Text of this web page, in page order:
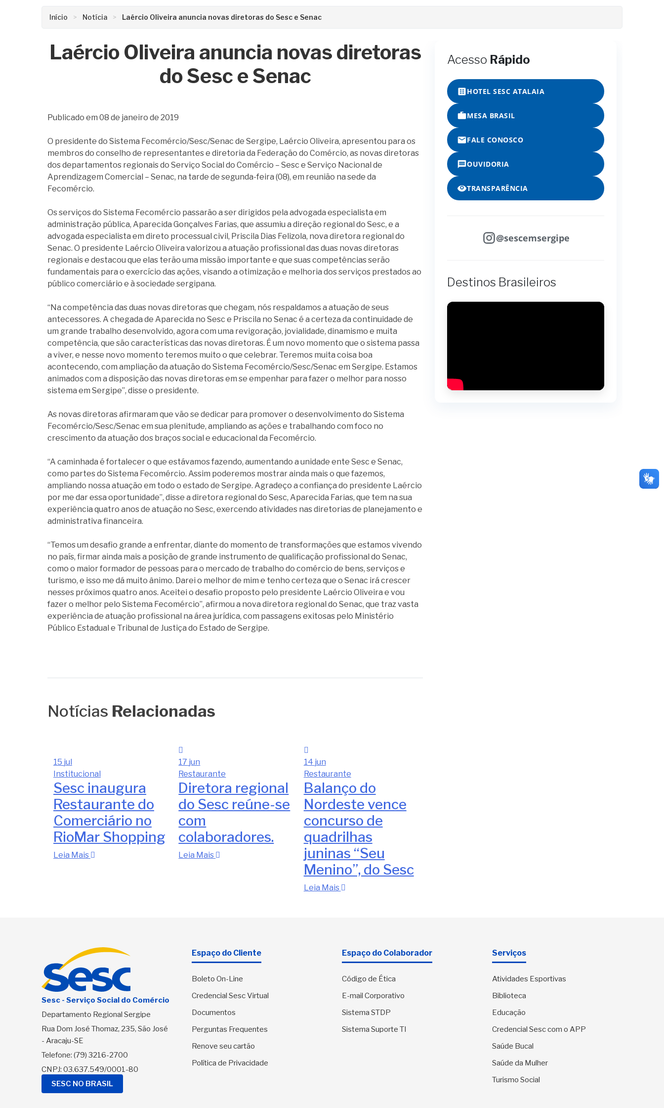
Início Notícia Laércio Oliveira anuncia novas diretoras do Sesc e Senac
Laércio Oliveira anuncia novas diretoras
do Sesc e Senac
Publicado em 08 de janeiro de 2019
O presidente do Sistema Fecomércio/Sesc/Senac de Sergipe, Laércio Oliveira, apresentou para os
membros do conselho de representantes e diretoria da Federação do Comércio, as novas diretoras
dos departamentos regionais do Serviço Social do Comércio – Sesc e Serviço Nacional de
Aprendizagem Comercial – Senac, na tarde de segunda-feira (08), em reunião na sede da
Fecomércio.
Os serviços do Sistema Fecomércio passarão a ser dirigidos pela advogada especialista em
administração pública, Aparecida Gonçalves Farias, que assumiu a direção regional do Sesc, e a
advogada especialista em direto processual civil, Priscila Dias Felizola, nova diretora regional do
Senac. O presidente Laércio Oliveira valorizou a atuação profissional das duas novas diretoras
regionais e destacou que elas terão uma missão importante e que suas competências serão
fundamentais para o exercício das ações, visando a otimização e melhoria dos serviços prestados ao
público comerciário e à sociedade sergipana.
“Na competência das duas novas diretoras que chegam, nós respaldamos a atuação de seus
antecessores. A chegada de Aparecida no Sesc e Priscila no Senac é a certeza da continuidade de
um grande trabalho desenvolvido, agora com uma revigoração, jovialidade, dinamismo e muita
competência, que são características das novas diretoras. É um novo momento que o sistema passa
a viver, e nesse novo momento teremos muito o que celebrar. Teremos muita coisa boa
acontecendo, com ampliação da atuação do Sistema Fecomércio/Sesc/Senac em Sergipe. Estamos
animados com a disposição das novas diretoras em se empenhar para fazer o melhor para nosso
sistema em Sergipe”, disse o presidente.
As novas diretoras afirmaram que vão se dedicar para promover o desenvolvimento do Sistema
Fecomércio/Sesc/Senac em sua plenitude, ampliando as ações e trabalhando com foco no
crescimento da atuação dos braços social e educacional da Fecomércio.
“A caminhada é fortalecer o que estávamos fazendo, aumentando a unidade ente Sesc e Senac,
como partes do Sistema Fecomércio. Assim poderemos mostrar ainda mais o que fazemos,
ampliando nossa atuação em todo o estado de Sergipe. Agradeço a confiança do presidente Laércio
por me dar essa oportunidade”, disse a diretora regional do Sesc, Aparecida Farias, que tem na sua
experiência quatro anos de atuação no Sesc, exercendo atividades nas diretorias de planejamento e
administrativa financeira.
“Temos um desafio grande a enfrentar, diante do momento de transformações que estamos vivendo
no país, firmar ainda mais a posição de grande instrumento de qualificação profissional do Senac,
como o maior formador de pessoas para o mercado de trabalho do comércio de bens, serviços e
turismo, e isso me dá muito ânimo. Darei o melhor de mim e tenho certeza que o Senac irá crescer
nesses próximos quatro anos. Aceitei o desafio proposto pelo presidente Laércio Oliveira e vou
fazer o melhor pelo Sistema Fecomércio”, afirmou a nova diretora regional do Senac, que traz vasta
experiência de atuação profissional na área jurídica, com passagens exitosas pelo Ministério
Público Estadual e Tribunal de Justiça do Estado de Sergipe.
Notícias Relacionadas
15 jul
Institucional
Sesc inaugura
Restaurante do
Comerciário no
RioMar Shopping
Leia Mais
17 jun
Restaurante
Diretora regional
do Sesc reúne-se
com
colaboradores.
Leia Mais
14 jun
Restaurante
Balanço do
Nordeste vence
concurso de
quadrilhas
juninas “Seu
Menino”, do Sesc
Leia Mais
Acesso Rápido
HOTEL SESC ATALAIA
MESA BRASIL
FALE CONOSCO
OUVIDORIA
TRANSPARÊNCIA
@sescemsergipe
Destinos Brasileiros
Sesc - Serviço Social do Comércio
Departamento Regional Sergipe
Rua Dom José Thomaz, 235, São José
- Aracaju-SE
Telefone: (79) 3216-2700
CNPJ: 03.637.549/0001-80
SESC NO BRASIL
Espaço do Cliente
Boleto On-Line
Credencial Sesc Virtual
Documentos
Perguntas Frequentes
Renove seu cartão
Política de Privacidade
Espaço do Colaborador
Código de Ética
E-mail Corporativo
Sistema STDP
Sistema Suporte TI
Serviços
Atividades Esportivas
Biblioteca
Educação
Credencial Sesc com o APP
Saúde Bucal
Saúde da Mulher
Turismo Social